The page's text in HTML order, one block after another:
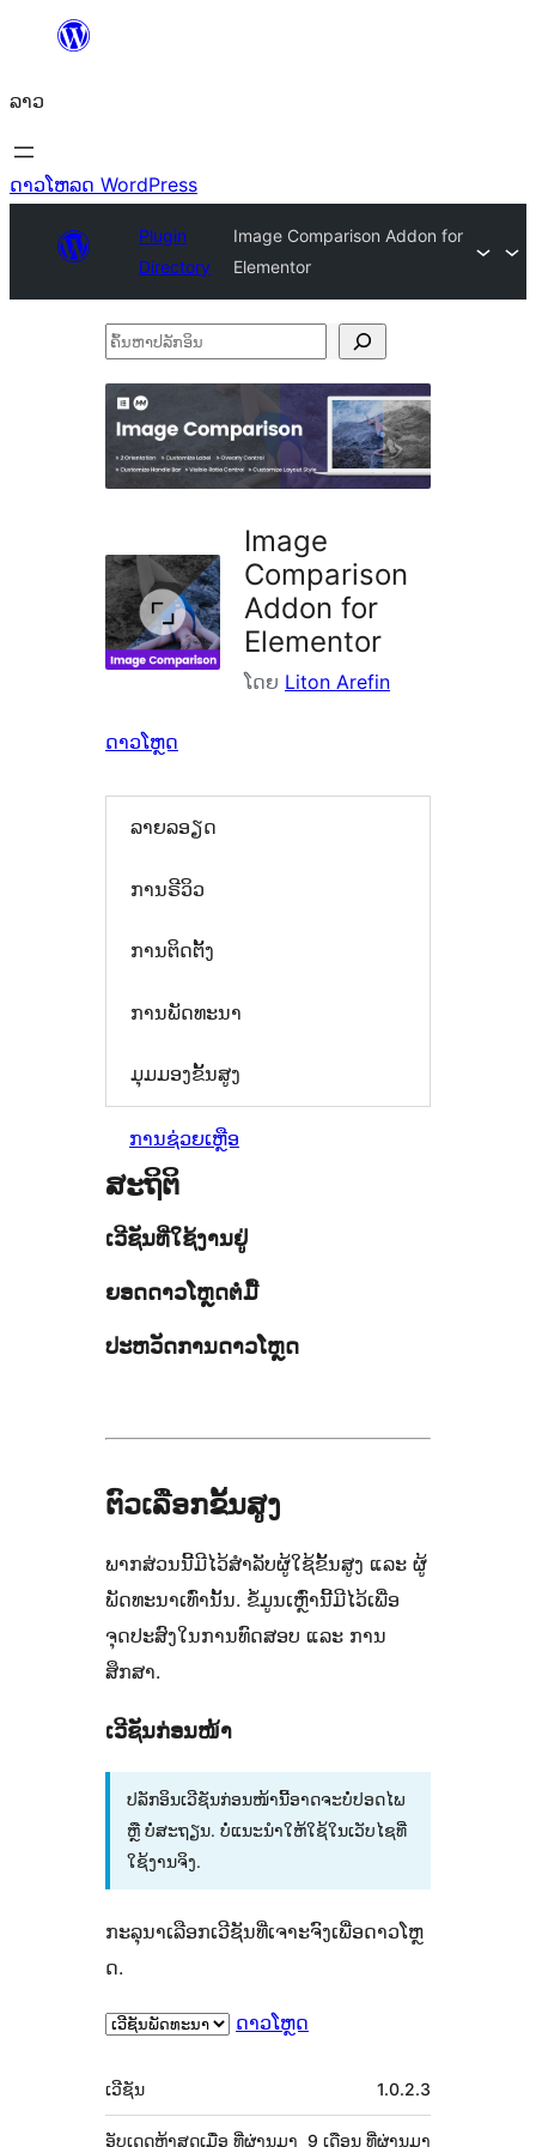
ທີ່
ເນື້ອຫາ
ລາວ
ດາວໂຫລດ WordPress
Plugin
Directory
Image Comparison Addon for
Elementor
ຄົ້ນ
ອິນ
Image
Comparison
Addon for
Elementor
ໂດຍ Liton Arefin
ດາວໂຫຼດ
ລາຍລອຽດ
ການຣີວິວ
ການຕິດຕັ້ງ
ການພັດທະນາ
ມຸມມອງຂັ້ນສູງ
ການຊ່ວຍເຫຼືອ
ສະຖິຕິ
ເວີຊັນທີ່ໃຊ້ງານຢູ່
ຍອດດາວໂຫຼດຕໍ່ມື້
ປະຫວັດການດາວໂຫຼດ
ຕົວເລືອກຂັ້ນສູງ
ພາກສ່ວນນີ້ມີໄວ້ສຳລັບຜູ້ໃຊ້ຂັ້ນສູງ ແລະ ຜູ້
ພັດທະນາເທົ່ານັ້ນ. ຂໍ້ມູນເຫຼົ່ານີ້ມີໄວ້ເພື່ອ
ຈຸດປະສົງໃນການທົດສອບ ແລະ ການ
ສຶກສາ.
ເວີຊັນກ່ອນໜ້າ
ປລັກອິນເວີຊັນກ່ອນໜ້ານີ້ອາດຈະບໍ່ປອດໄພ
ຫຼື ບໍ່ສະຖຽນ. ບໍ່ແນະນຳໃຫ້ໃຊ້ໃນເວັບໄຊທີ່
ໃຊ້ງານຈິງ.
ກະລຸນາເລືອກເວີຊັນທີ່ເຈາະຈົງເພື່ອດາວໂຫຼ
ດ.
ດາວໂຫຼດ
ຂໍ້ມູນ
ກຳກັບ
ເວີຊັນ 1.0.2.3
ອັບເດດຫຼ້າສຸດເມື່ອ 9 ເດືອນ ທີ່ຜ່ານມາ
ທີ່ຜ່ານມາ